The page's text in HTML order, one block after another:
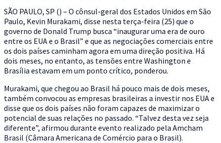
SÃO PAULO, SP () – O cônsul-geral dos Estados Unidos em São
Paulo, Kevin Murakami, disse nesta terça-feira (25) que o
governo de Donald Trump busca “inaugurar uma era de ouro
entre os EUA e o Brasil” e que as negociações comerciais entre
os dois países caminham agora em uma direção positiva. Há
dois meses, no entanto, as tensões entre Washington e
Brasília estavam em um ponto crítico, ponderou.
Murakami, que chegou ao Brasil há pouco mais de dois meses,
também convocou as empresas brasileiras a investir nos EUA e
disse que os dois países não foram capazes de maximizar o
potencial de suas relações no passado. “Talvez desta vez seja
diferente”, afirmou durante evento realizado pela Amcham
Brasil (Câmara Americana de Comércio para o Brasil).